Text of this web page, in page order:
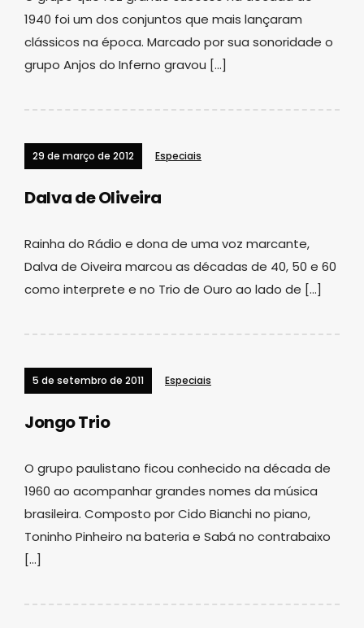
1940 foi um dos conjuntos que mais lançaram
clássicos na época. Marcado por sua sonoridade o
grupo Anjos do Inferno gravou […]
29 de março de 2012 Especiais
Dalva de Oliveira
Rainha do Rádio e dona de uma voz marcante,
Dalva de Oiveira marcou as décadas de 40, 50 e 60
como interprete e no Trio de Ouro ao lado de […]
5 de setembro de 2011 Especiais
Jongo Trio
O grupo paulistano ficou conhecido na década de
1960 ao acompanhar grandes nomes da música
brasileira. Composto por Cido Bianchi no piano,
Toninho Pinheiro na bateria e Sabá no contrabaixo
[…]